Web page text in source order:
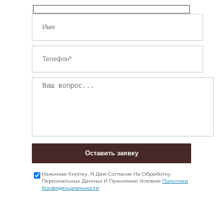
Оставить заявку
Нажимая Кнопку, Я Даю Согласие На Обработку
Персональных Данных И Принимаю Условия Политики
Конфиденциальности